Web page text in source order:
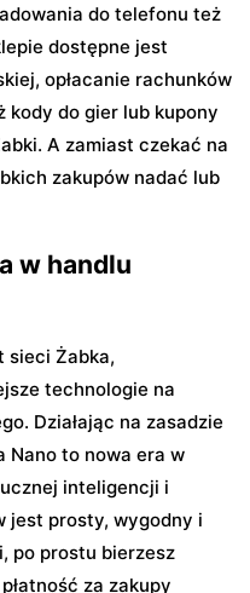
do telefonu też
dostępne jest
opłacanie rachunków
kody do gier lub kupony
A zamiast czekać na
zakupów nadać lub
w handlu
sieci Żabka,
technologie na
Działając na zasadzie
Nano to nowa era w
inteligencji i
jest prosty, wygodny i
po prostu bierzesz
za zakupy